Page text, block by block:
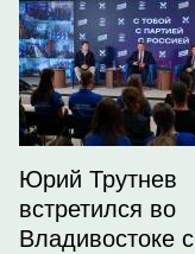
Юрий Трутнев
встретился во
Владивостоке с